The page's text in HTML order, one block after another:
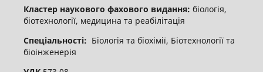
Кластер наукового фахового видання: біологія,
біотехнології, медицина та реабілітація
Спеціальності: Біологія та біохімії, Біотехнології та
біоінженерія